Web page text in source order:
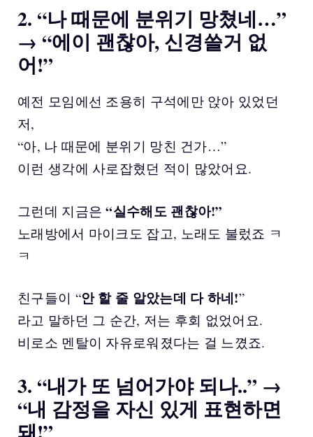
2. “나 때문에 분위기 망쳤네…”
→ “에이 괜찮아, 신경쓸거 없
어!”
예전 모임에선 조용히 구석에만 앉아 있었던
저,
“아, 나 때문에 분위기 망친 건가…”
이런 생각에 사로잡혔던 적이 많았어요.
그런데 지금은“실수해도 괜찮아!”
노래방에서 마이크도 잡고, 노래도 불렀죠 ㅋ
ㅋ
친구들이 “안 할 줄 알았는데 다 하네!”
라고 말하던 그 순간, 저는 후회 없었어요.
비로소 멘탈이 자유로워졌다는 걸 느꼈죠.
3. “내가 또 넘어가야 되나..” →
“내 감정을 자신 있게 표현하면